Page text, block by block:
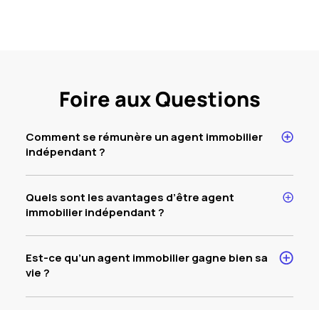
Foire aux Questions
Comment se rémunère un agent immobilier
indépendant ?
Quels sont les avantages d’être agent
immobilier indépendant ?
Est-ce qu’un agent immobilier gagne bien sa
vie ?